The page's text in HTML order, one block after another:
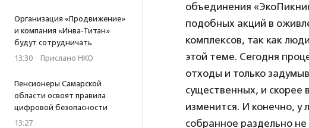
Организация «Продвижение»
и компания «Инва-Титан»
будут сотрудничать
13:30 · Прислано НКО
Пенсионеры Самарской
области освоят правила
цифровой безопасности
13:27
объединения
подобных акций в
комплексов, так как
этой теме. Сегодня
отходы и только
существенных, и скорее
изменится. И конечно, у
собранное раздельно